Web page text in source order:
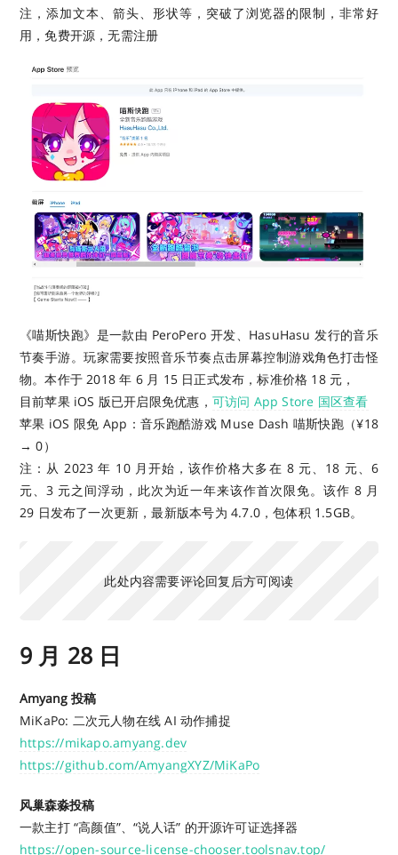
注，添加文本、箭头、形状等，突破了浏览器的限制，非常好
用，免费开源，无需注册
《喵斯快跑》是一款由 PeroPero 开发、HasuHasu 发行的音乐
节奏手游。玩家需要按照音乐节奏点击屏幕控制游戏角色打击怪
物。本作于 2018 年 6 月 15 日正式发布，标准价格 18 元，
目前苹果 iOS 版已开启限免优惠， 可访问 App Store 国区查看
苹果 iOS 限免 App：音乐跑酷游戏 Muse Dash 喵斯快跑（¥18
→ 0）
注：从 2023 年 10 月开始，该作价格大多在 8 元、18 元、6
元、3 元之间浮动，此次为近一年来该作首次限免。该作 8 月
29 日发布了一次更新，最新版本号为 4.7.0，包体积 1.5GB。
此处内容需要评论回复后方可阅读
9 月 28 日
Amyang 投稿
MiKaPo: 二次元人物在线 AI 动作捕捉
https://mikapo.amyang.dev
https://github.com/AmyangXYZ/MiKaPo
风巢森淼投稿
一款主打 “高颜值”、“说人话” 的开源许可证选择器
https://open-source-license-chooser.toolsnav.top/